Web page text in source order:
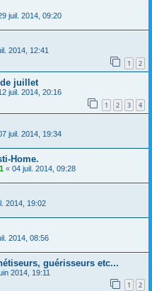
juil. 2014, 09:20
2014, 12:41
1 2
juillet
juil. 2014, 20:16
1 2 3 4
juil. 2014, 19:34
Home.
« 04 juil. 2014, 09:28
2014, 19:02
2014, 08:56
guérisseurs etc...
2014, 19:11
1 2